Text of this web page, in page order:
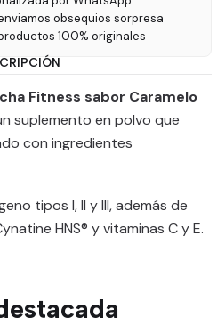
obsequios sorpresa
100% originales
Fitness sabor Caramelo
suplemento en polvo que
con ingredientes
tipos I, II y III, además de
HNS® y vitaminas C y E.